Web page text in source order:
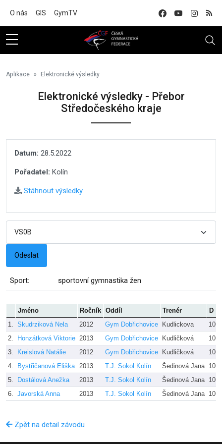
O nás GIS GymTV
Aplikace Elektronické výsledky
Elektronické výsledky - Přebor
Středočeského kraje
Datum: 28.5.2022
Pořadatel: Kolín
Stáhnout výsledky
Sport: sportovní gymnastika žen
Jméno Ročník Oddíl Trenér
D
1. Skudrziková Nela 2012 Gym Dobřichovice Kudlickova
2.
Honzátková Viktorie 2013 Gym Dobřichovice Kudličková
3.
Kreislová Natálie 2012 Gym Dobřichovice Kudličková
4.
Bystřičanová Eliška 2013 T.J. Sokol Kolín Šedinová Jana
5.
Dostálová Anežka 2013 T.J. Sokol Kolín Šedinová Jana
6. Javorská Anna 2013 T.J. Sokol Kolín Šedinová Jana
Zpět na detail závodu